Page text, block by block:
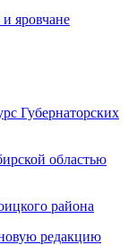
яровчане
Губернаторских
областью
района
редакцию